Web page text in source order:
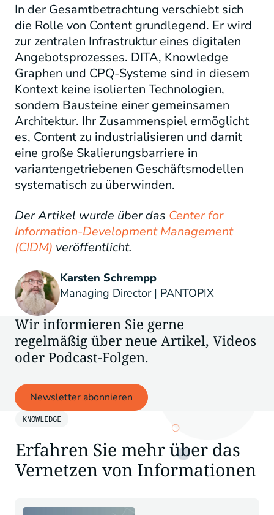
In der Gesamtbetrachtung verschiebt sich
die Rolle von Content grundlegend. Er wird
zur zentralen Infrastruktur eines digitalen
Angebotsprozesses. DITA, Knowledge
Graphen und CPQ-Systeme sind in diesem
Kontext keine isolierten Technologien,
sondern Bausteine einer gemeinsamen
Architektur. Ihr Zusammenspiel ermöglicht
es, Content zu industrialisieren und damit
eine große Skalierungsbarriere in
variantengetriebenen Geschäftsmodellen
systematisch zu überwinden.
Der Artikel wurde über das Center for
Information-Development Management
(CIDM) veröffentlicht.
Karsten Schrempp
Managing Director | PANTOPIX
Wir informieren Sie gerne
regelmäßig über neue Artikel, Videos
oder Podcast-Folgen.
Newsletter abonnieren
KNOWLEDGE
Erfahren Sie mehr über das
Vernetzen von Informationen